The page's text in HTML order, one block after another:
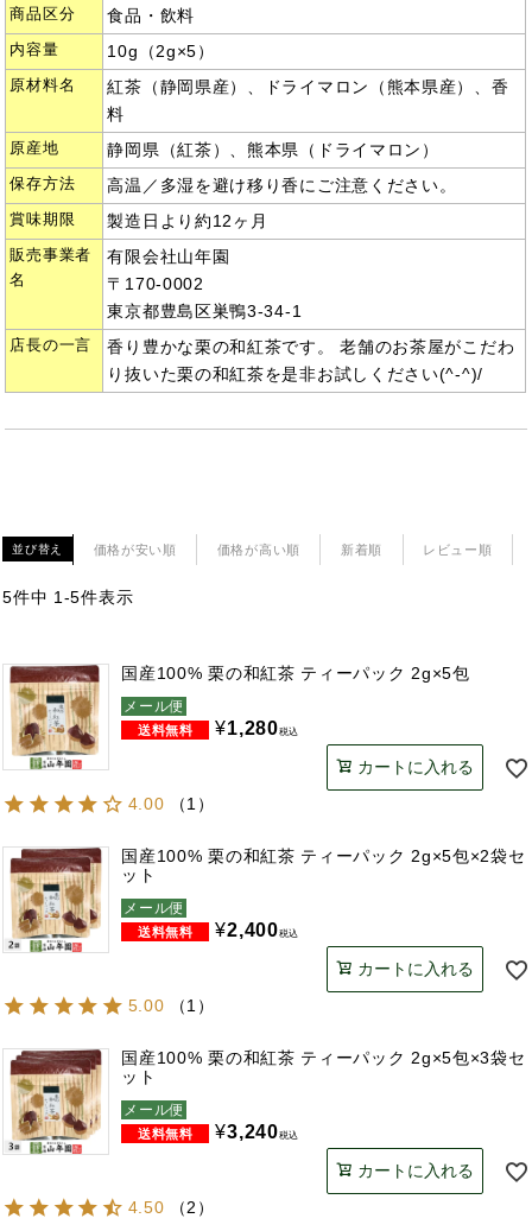
商品区分 食品・飲料
内容量 10g（2g×5）
原材料名
紅茶（静岡県産）、ドライマロン（熊本県産）、香
料
原産地 静岡県（紅茶）、熊本県（ドライマロン）
保存方法 高温／多湿を避け移り香にご注意ください。
賞味期限 製造日より約12ヶ月
販売事業者
名
有限会社山年園
〒170-0002
東京都豊島区巣鴨3-34-1
店長の一言
香り豊かな栗の和紅茶です。 老舗のお茶屋がこだわ
り抜いた栗の和紅茶を是非お試しください(^-^)/
並び替え 価格が安い順 価格が高い順 新着順 レビュー順
5件中 1 -5件表示
国産100% 栗の和紅茶 ティーパック 2g×5包
メール便
¥1,280税込
カートに入れる
4.00
（1 ）
国産100% 栗の和紅茶 ティーパック 2g×5包×2袋セ
ット
メール便
¥2,400税込
カートに入れる
5.00
（1 ）
国産100% 栗の和紅茶 ティーパック 2g×5包×3袋セ
ット
メール便
¥3,240税込
カートに入れる
4.50
（2 ）